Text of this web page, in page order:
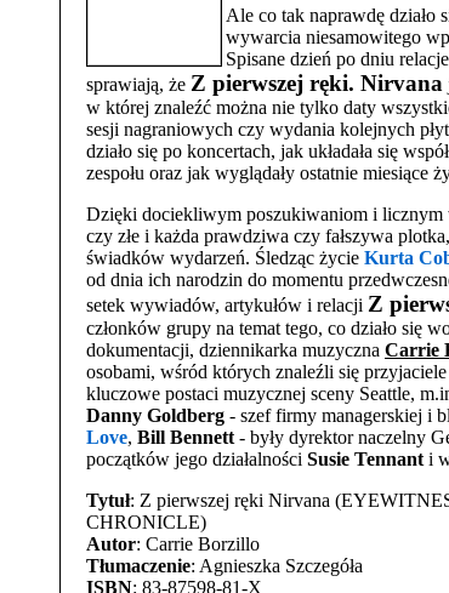
Ale co tak naprawdę działo
wywarcia niesamowitego
Spisane dzień po dniu
sprawiają, że Z pierwszej ręki. Nirvana
w której znaleźć można nie tylko daty
sesji nagraniowych czy wydania kolejnych
działo się po koncertach, jak układała się
zespołu oraz jak wyglądały ostatnie miesiące
Dzięki dociekliwym poszukiwaniom i licznym
czy złe i każda prawdziwa czy fałszywa
świadków wydarzeń. Śledząc życie Kurta
od dnia ich narodzin do momentu
setek wywiadów, artykułów i relacji Z
członków grupy na temat tego, co działo się
dokumentacji, dziennikarka muzyczna Carrie
osobami, wśród których znaleźli się
kluczowe postaci muzycznej sceny Seattle,
Danny Goldberg - szef firmy managerskiej i
Love, Bill Bennett - były dyrektor naczelny
początków jego działalności Susie Tennant i
Tytuł: Z pierwszej ręki Nirvana
CHRONICLE)
Autor: Carrie Borzillo
Tłumaczenie: Agnieszka Szczegóła
ISBN: 83-87598-81-X